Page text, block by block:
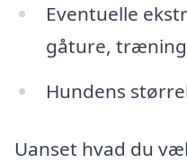
Eventuelle
gåture,
Hundens
Uanset hvad du